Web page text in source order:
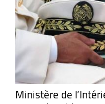
Ministère de